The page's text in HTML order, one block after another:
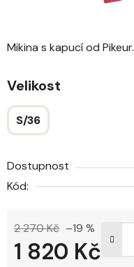
Mikina s kapucí od Pikeur.
Velikost
S/36
Dostupnost
Kód:
2 270 Kč –19 %
1 820 Kč